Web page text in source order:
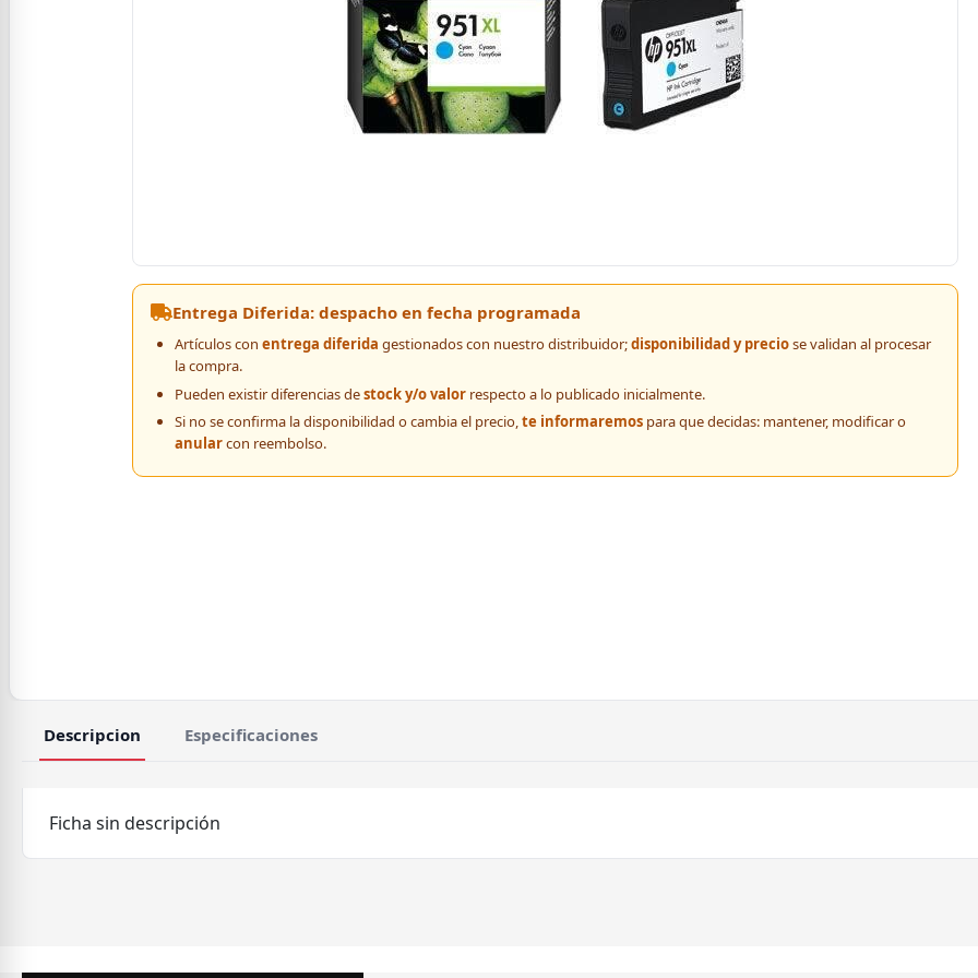
Entrega Diferida: despacho en fecha programada
Artículos con entrega diferida gestionados con nuestro distribuidor;disponibilidad y preciose validan al procesar
la compra.
Pueden existir diferencias destock y/o valorrespecto a lo publicado inicialmente.
Si no se confirma la disponibilidad o cambia el precio,te informaremospara que decidas: mantener, modificar o
anularcon reembolso.
Descripcion Especificaciones
Ficha sin descripción